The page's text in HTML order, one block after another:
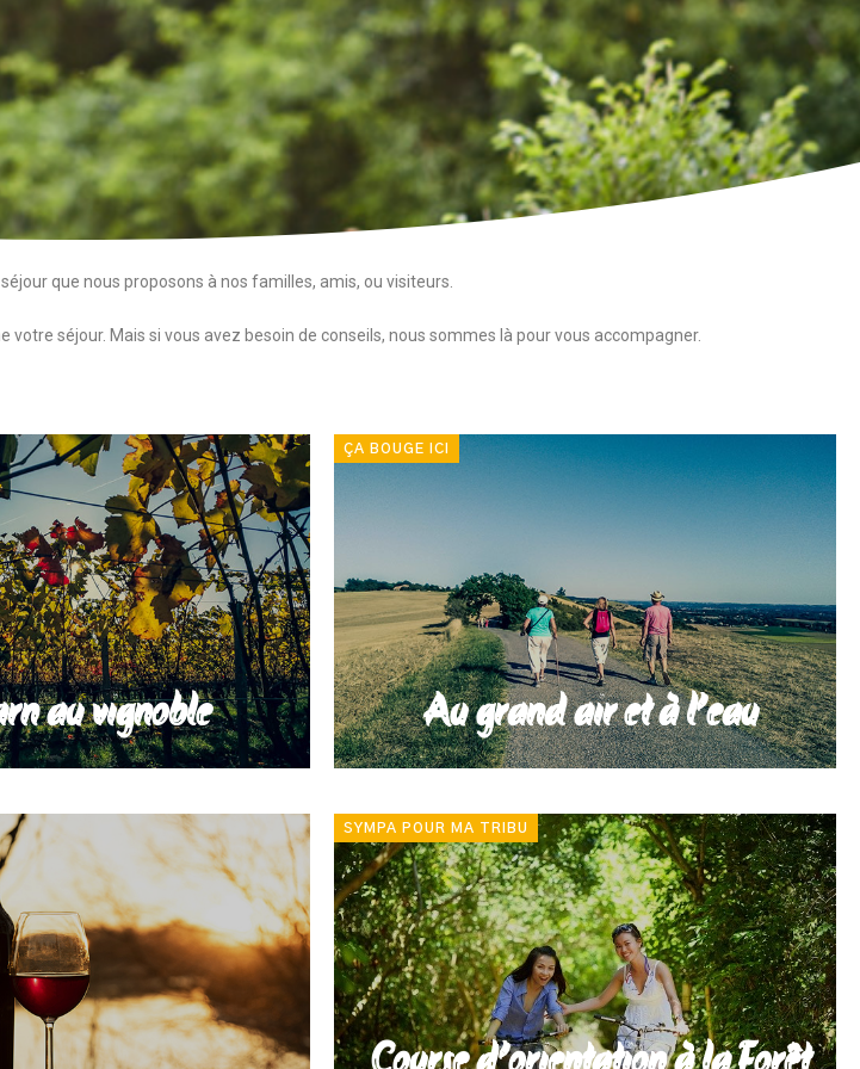
que nous proposons à nos familles, amis, ou visiteurs.
séjour. Mais si vous avez besoin de conseils, nous sommes là pour vous accompagner.
au vignoble
ÇA BOUGE ICI
Au grand air et à l’eau
SYMPA POUR MA TRIBU